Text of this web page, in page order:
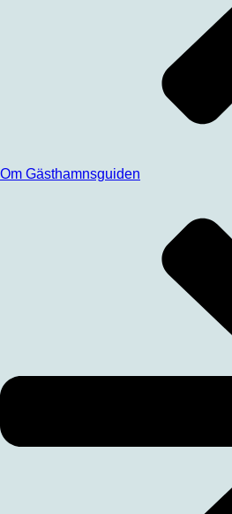
Om Gästhamnsguiden